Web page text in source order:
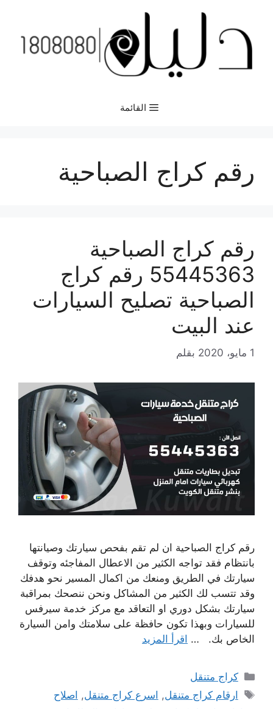
المحتوى
القائمة
رقم كراج الصباحية
رقم كراج الصباحية
55445363 رقم كراج
الصباحية تصليح السيارات
عند البيت
1 مايو، 2020 بقلم
رقم كراج الصباحية ان لم تقم بفحص سيارتك وصيانتها
بانتظام فقد تواجه الكثير من الاعطال المفاجئه وتوقف
سيارتك في الطريق ومنعك من اكمال المسير نحو هدفك
وقد تتسب لك الكثير من المشاكل ونحن ننصحك بمراقبة
سيارتك بشكل دوري او التعاقد مع مركز خدمة سيرفس
للسيارات وبهذا تكون حافظة على سلامتك وامن السيارة
الخاص بك. … اقرأ المزيد
التصنيفات
كراج متنقل
الوسوم
ارقام كراج متنقل, اسرع كراج متنقل, اصلاح